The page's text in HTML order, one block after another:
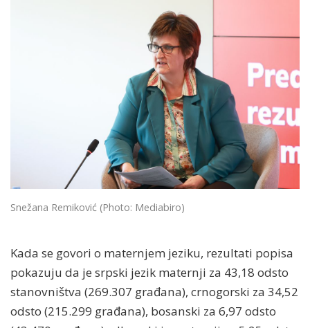
Snežana Remiković (Photo: Mediabiro)
Kada se govori o maternjem jeziku, rezultati popisa
pokazuju da je srpski jezik maternji za 43,18 odsto
stanovništva (269.307 građana), crnogorski za 34,52
odsto (215.299 građana), bosanski za 6,97 odsto